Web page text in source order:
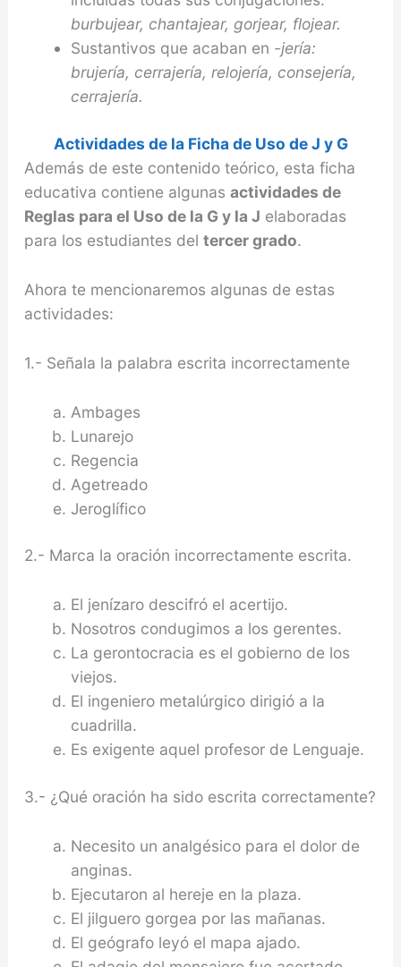
burbujear, chantajear, gorjear, flojear.
Sustantivos que acaban en -jería:
brujería, cerrajería, relojería, consejería,
cerrajería.
Actividades de la Ficha de Uso de J y G
Además de este contenido teórico, esta ficha
educativa contiene algunas actividades de
Reglas para el Uso de la G y la J elaboradas
para los estudiantes del tercer grado.
Ahora te mencionaremos algunas de estas
actividades:
1.- Señala la palabra escrita incorrectamente
Ambages
Lunarejo
Regencia
Agetreado
Jeroglífico
2.- Marca la oración incorrectamente escrita.
El jenízaro descifró el acertijo.
Nosotros condugimos a los gerentes.
La gerontocracia es el gobierno de los
viejos.
El ingeniero metalúrgico dirigió a la
cuadrilla.
Es exigente aquel profesor de Lenguaje.
3.- ¿Qué oración ha sido escrita correctamente?
Necesito un analgésico para el dolor de
anginas.
Ejecutaron al hereje en la plaza.
El jilguero gorgea por las mañanas.
El geógrafo leyó el mapa ajado.